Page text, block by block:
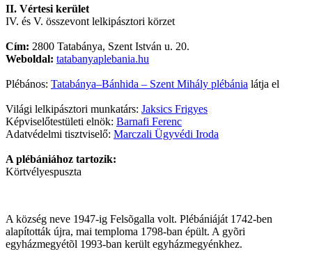
II. Vértesi kerület
IV. és V. összevont lelkipásztori körzet
Cím: 2800 Tatabánya, Szent István u. 20.
Weboldal: tatabanyaplebania.hu
Plébános: Tatabánya–Bánhida – Szent Mihály plébánia látja el
Világi lelkipásztori munkatárs: Jaksics Frigyes
Képviselőtestületi elnök: Barnafi Ferenc
Adatvédelmi tisztviselő: Marczali Ügyvédi Iroda
A plébániához tartozik:
Körtvélyespuszta
A község neve 1947-ig Felsõgalla volt. Plébániáját 1742-ben
alapították újra, mai temploma 1798-ban épült. A gyõri
egyházmegyétõl 1993-ban került egyházmegyénkhez.